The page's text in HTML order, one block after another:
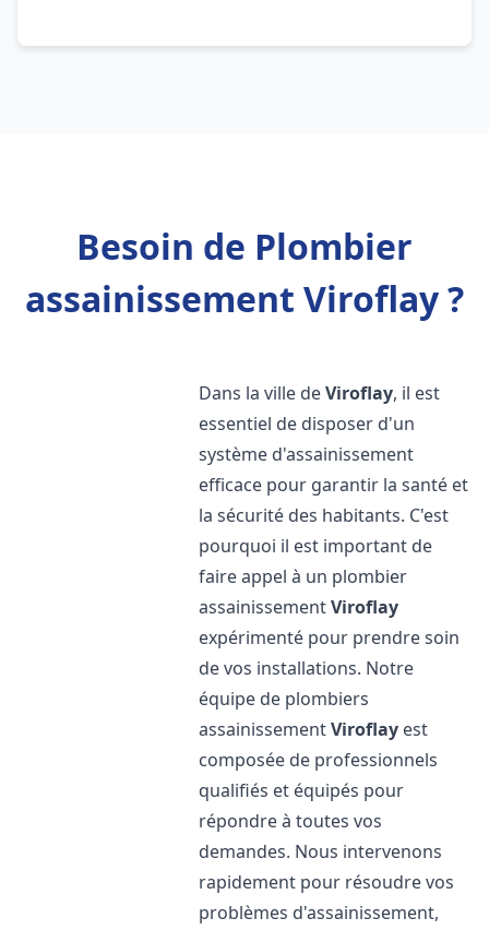
Besoin de Plombier
assainissement Viroflay ?
Dans la ville deViroflay, il est
essentiel de disposer d'un
système d'assainissement
efficace pour garantir la santé et
la sécurité des habitants. C'est
pourquoi il est important de
faire appel à un plombier
assainissementViroflay
expérimenté pour prendre soin
de vos installations. Notre
équipe de plombiers
assainissementViroflay est
composée de professionnels
qualifiés et équipés pour
répondre à toutes vos
demandes. Nous intervenons
rapidement pour résoudre vos
problèmes d'assainissement,